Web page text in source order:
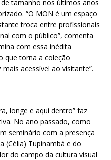
tamanho nos últimos anos
“O MON é um espaço
troca entre profissionais
com o público”, comenta
com essa inédita
que torna a coleção
acessível ao visitante”.
longe e aqui dentro” faz
No ano passado, como
seminário com a presença
(Célia) Tupinambá e do
do campo da cultura visual